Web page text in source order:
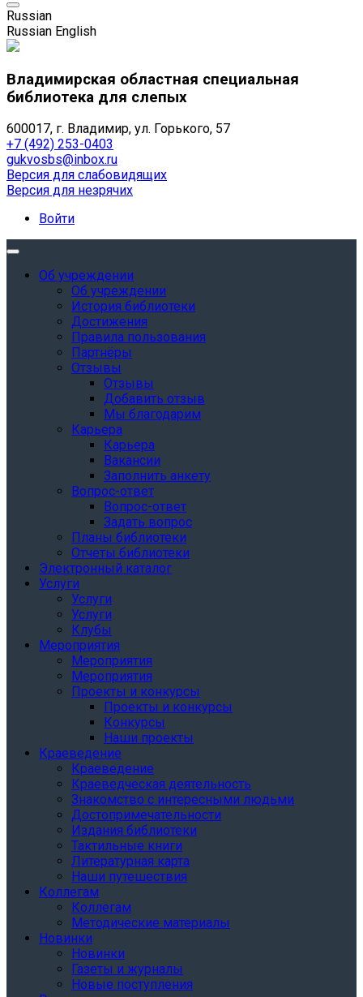
Russian
Russian English
Владимирская областная специальная
библиотека для слепых
600017, г. Владимир, ул. Горького, 57
+7 (492) 253-0403
gukvosbs@inbox.ru
Версия для слабовидящих
Версия для незрячих
Войти
Об учреждении
Об учреждении
История библиотеки
Достижения
Правила пользования
Партнёры
Отзывы
Отзывы
Добавить отзыв
Мы благодарим
Карьера
Карьера
Вакансии
Заполнить анкету
Вопрос-ответ
Вопрос-ответ
Задать вопрос
Планы библиотеки
Отчеты библиотеки
Электронный каталог
Услуги
Услуги
Услуги
Клубы
Мероприятия
Мероприятия
Мероприятия
Проекты и конкурсы
Проекты и конкурсы
Конкурсы
Наши проекты
Краеведение
Краеведение
Краеведческая деятельность
Знакомство с интересными людьми
Достопримечательности
Издания библиотеки
Тактильные книги
Литературная карта
Наши путешествия
Коллегам
Коллегам
Методические материалы
Новинки
Новинки
Газеты и журналы
Новые поступления